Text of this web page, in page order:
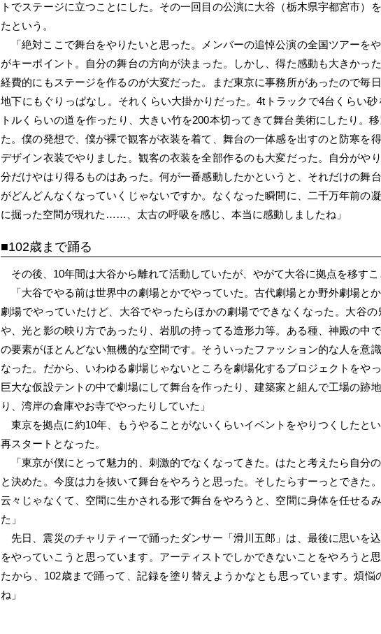
トでステージに立つことにした。その一回目の公演に大谷（栃木県宇都宮市）
たという。
「絶対ここで舞台をやりたいと思った。メンバーの追悼公演の全国ツアーを
がキーポイント。自分の舞台の方向が決まった。しかし、得た感動も大きかっ
経費的にもステージを作るのが大変だった。まだ東京に事務所があったので毎
地下にもぐりっぱなし。それくらい大掛かりだった。4tトラックで4台くらい
トルくらいの道を作ったり、大きい竹を200本切ってきて舞台美術にしたり。
た。僕の発想で、僕が裸で観客が衣装を着て、舞台の一体感を出すのと防寒を
デザイン衣装でやりました。観客の衣装を全部作るのも大変だった。自分がや
分だけやはり得るものはあった。何が一番感動したかというと、それだけの舞
がどんどんなくなっていくじゃないですか。なくなった瞬間に、二千万年前の
に掘った空間が現れた……、太古の呼吸を感じ、本当に感動しましたね」
102歳まで踊る
その後、10年間は大谷から離れて活動していたが、やがて大谷に拠点を移すこ
「大谷でやる前は世界中の劇場とかでやっていた。古代劇場とか野外劇場と
劇場でやっていたけど、大谷でやったらほかの劇場でできなくなった。大谷
や、光と影の映り方であったり、岩肌の持ってる造形力等。ある種、神殿の中
の要素がほとんどない無機的な空間です。そういったファッション的な人を意
なった。だから、いわゆる劇場じゃないところを劇場化するプロジェクトをや
巨大な仮設テントの中で劇場にして舞台を作ったり、建築家と組んで工場の跡
り、湾岸の倉庫やお寺でやったりしていた」
東京を拠点に約10年、もうやることがないくらいイベントをやりつくしたと
再スタートとなった。
「東京が僕にとって魅力的、刺激的でなくなってきた。はたと考えたら自分
と決めた。今度は力を抜いて舞台をやろうと思った。そしたらすーっとできた
云々じゃなくて、空間に生かされる形で舞台をやろうと、空間に身体を任せる
た」
先日、震災のチャリティーで踊ったダンサー「滑川五郎」は、最後に思いを
をやっていこうと思っています。アーティストでしかできないことをやろうと
たから、102歳まで踊って、記録を塗り替えようかなとも思っています。煩
ね」